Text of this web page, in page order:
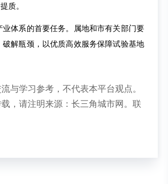
质。
体系的首要任务。属地和市有关部门要
解瓶颈，以优质高效服务保障试验基地
与学习参考，不代表本平台观点。
，请注明来源：长三角城市网。联